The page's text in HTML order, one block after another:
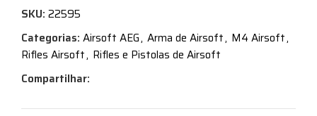
SKU: 22595
Categorias: Airsoft AEG, Arma de Airsoft, M4 Airsoft,
Rifles Airsoft, Rifles e Pistolas de Airsoft
Compartilhar: